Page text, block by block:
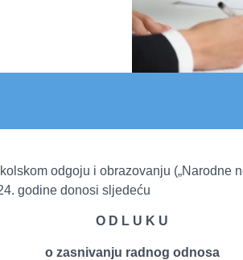
odgoju i obrazovanju („Narodne
godine donosi sljedeću
O D L U K U
o zasnivanju radnog odnosa